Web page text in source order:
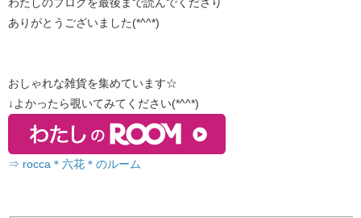
ありがとうございました(*^^*)
おしゃれな雑貨を集めています☆
↓よかったら覗いてみてください(*^^*)
⇒ rocca＊六花＊のルーム